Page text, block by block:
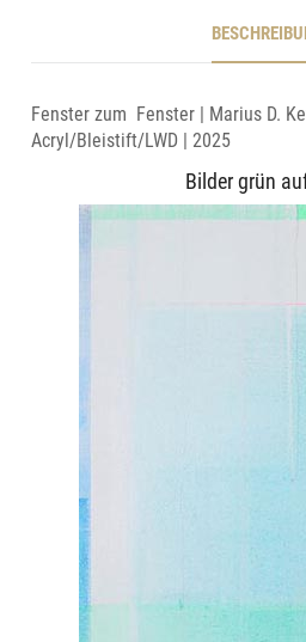
Fenster zum Fenster | Marius D.
Acryl/Bleistift/LWD | 2025
Bilder grün